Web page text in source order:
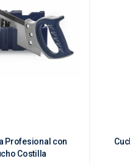
Profesional con
Costilla